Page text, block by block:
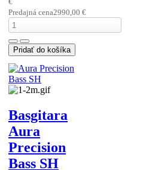
Základná cena
€
Predajná cena
Basgitara
Aura
Precision